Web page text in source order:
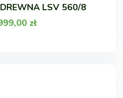
LSV 560/8
zł